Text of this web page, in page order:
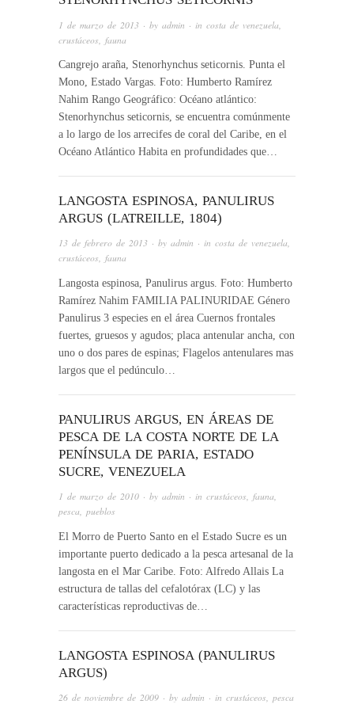
1 de marzo de 2013 · by admin · in costa de venezuela
crustáceos
fauna
Cangrejo araña, Stenorhynchus seticornis. Punta el
Mono, Estado Vargas. Foto: Humberto Ramírez
Nahim Rango Geográfico: Océano atlántico:
Stenorhynchus seticornis, se encuentra comúnmente
a lo largo de los arrecifes de coral del Caribe, en el
Océano Atlántico Habita en profundidades que…
LANGOSTA ESPINOSA, PANULIRUS
ARGUS (LATREILLE, 1804)
13 de febrero de 2013 · by admin · in costa de venezuela,
crustáceos, fauna
Langosta espinosa, Panulirus argus. Foto: Humberto
Ramírez Nahim FAMILIA PALINURIDAE Género
Panulirus 3 especies en el área Cuernos frontales
fuertes, gruesos y agudos; placa antenular ancha, con
uno o dos pares de espinas; Flagelos antenulares mas
largos que el pedúnculo…
PANULIRUS ARGUS, EN ÁREAS DE
PESCA DE LA COSTA NORTE DE LA
PENÍNSULA DE PARIA, ESTADO
SUCRE, VENEZUELA
1 de marzo de 2010 · by admin · in crustáceos, fauna,
pesca, pueblos
El Morro de Puerto Santo en el Estado Sucre es un
importante puerto dedicado a la pesca artesanal de la
langosta en el Mar Caribe. Foto: Alfredo Allais La
estructura de tallas del cefalotórax (LC) y las
características reproductivas de…
LANGOSTA ESPINOSA (PANULIRUS
ARGUS)
26 de noviembre de 2009 · by admin · in crustáceos pesca